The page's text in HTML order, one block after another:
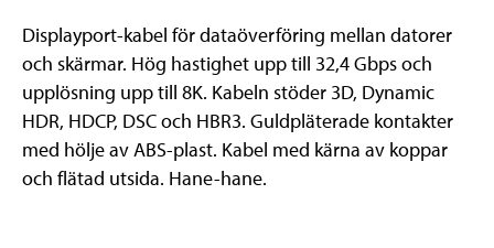
Displayport-kabel för dataöverföring mellan datorer
och skärmar. Hög hastighet upp till 32,4 Gbps och
upplösning upp till 8K. Kabeln stöder 3D, Dynamic
HDR, HDCP, DSC och HBR3. Guldpläterade kontakter
med hölje av ABS-plast. Kabel med kärna av koppar
och flätad utsida. Hane-hane.